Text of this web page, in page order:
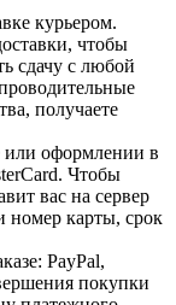
курьером.
чтобы
сдачу с любой
получаете
или оформлении в
Чтобы
вас на сервер
номер карты, срок
PayPal,
покупки